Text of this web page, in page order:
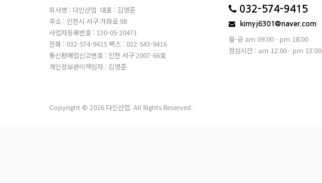
회사명 : 다인산업 대표 : 김영준
주소 : 인천시 서구 가좌로 98
사업자등록번호 : 130-05-20471
전화 : 032-574-9415팩스 : 032-543-9416
통신판매업신고번호 : 인천 서구 2007-66호
개인정보관리책임자 : 김영준
032-574-9415
kimyj6301@naver.com
월-금 am 09:00 - pm 18:00
점심시간 : am 12:00 - pm 13:00
Copyright © 2016 다인산업. All Rights Reserved.